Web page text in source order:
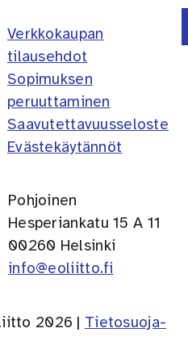
Verkkokaupan
tilausehdot
Sopimuksen
peruuttaminen
Saavutettavuusseloste
Evästekäytännöt
Pohjoinen
Hesperiankatu 15 A 11
00260 Helsinki
info@eoliitto.fi
2026 | Tietosuoja-